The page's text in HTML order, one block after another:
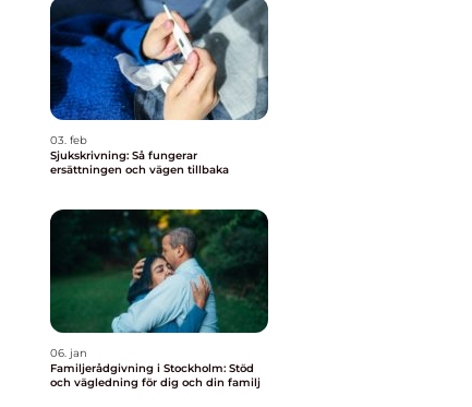
03. feb
Sjukskrivning: Så fungerar
ersättningen och vägen tillbaka
06. jan
Familjerådgivning i Stockholm: Stöd
och vägledning för dig och din familj